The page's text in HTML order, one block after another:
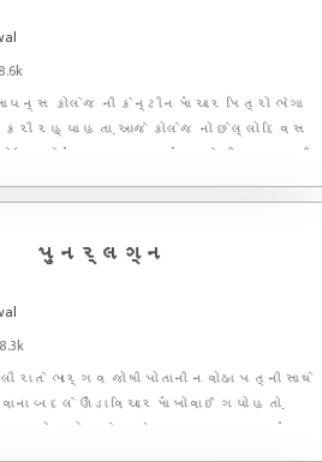
8.6k
કોલેજ ની કેન્ટીનમાં ચાર મિત્રો ભેગા
રહ્યા હતા. આજે કોલેજ નો છેલ્લો દિવસ
ગેધર જેવું વાતાવરણ હતું. હવે રીઝલ્ટ આવી
થવાનો અવસર હવે મળવાનો નહોતો. આદિત્ય
પુનર્લગ્ન
8.3k
ભાર્ગવ જોષી પોતાની નવોઢા પત્ની સાથે
બદલે ઊંડા વિચારમાં ખોવાઈ ગયો હતો.
હતો અને આ એના પુનર્લગ્ન હતાં.